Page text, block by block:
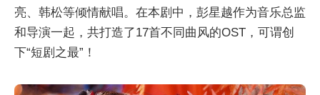
亮、韩松等倾情献唱。在本剧中，彭星越作为音乐总监
和导演一起，共打造了17首不同曲风的OST，可谓创
下“短剧之最”！